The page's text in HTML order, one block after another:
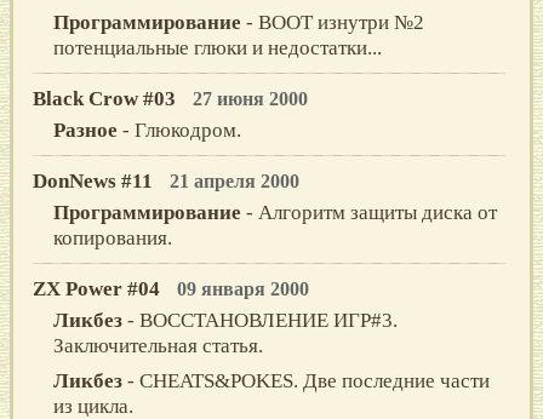
Программирование - BOOT изнутри №2
потенциальные глюки и недостатки...
Black Crow #03 27 июня 2000
Разное - Глюкодром.
DonNews #11 21 апреля 2000
Программирование - Алгоритм защиты диска от
копирования.
ZX Power #04 09 января 2000
Ликбез - ВОССТАНОВЛЕНИЕ ИГР#3.
Заключительная статья.
Ликбез - CHEATS&POKES. Две последние части
из цикла.